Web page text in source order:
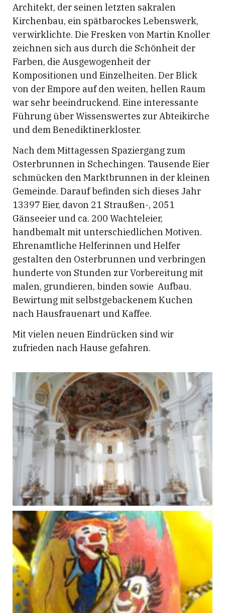
Architekt, der seinen letzten sakralen
Kirchenbau, ein spätbarockes Lebenswerk,
verwirklichte. Die Fresken von Martin Knoller
zeichnen sich aus durch die Schönheit der
Farben, die Ausgewogenheit der
Kompositionen und Einzelheiten. Der Blick
von der Empore auf den weiten, hellen Raum
war sehr beeindruckend. Eine interessante
Führung über Wissenswertes zur Abteikirche
und dem Benediktinerkloster.
Nach dem Mittagessen Spaziergang zum
Osterbrunnen in Schechingen. Tausende Eier
schmücken den Marktbrunnen in der kleinen
Gemeinde. Darauf befinden sich dieses Jahr
13397 Eier, davon 21 Straußen-, 2051
Gänseeier und ca. 200 Wachteleier,
handbemalt mit unterschiedlichen Motiven.
Ehrenamtliche Helferinnen und Helfer
gestalten den Osterbrunnen und verbringen
hunderte von Stunden zur Vorbereitung mit
malen, grundieren, binden sowie Aufbau.
Bewirtung mit selbstgebackenem Kuchen
nach Hausfrauenart und Kaffee.
Mit vielen neuen Eindrücken sind wir
zufrieden nach Hause gefahren.